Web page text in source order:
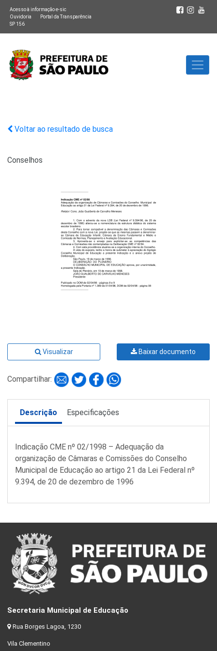
Acesso à informação e-sic
Ouvidoria
Portal da Transparência
SP 156
Voltar ao resultado de busca
Conselhos
Visualizar Baixar documento
Compartilhar:
Descrição Especificações
Indicação CME nº 02/1998 – Adequação da
organização de Câmaras e Comissões do Conselho
Municipal de Educação ao artigo 21 da Lei Federal nº
9.394, de 20 de dezembro de 1996
Secretaria Municipal de Educação
Rua Borges Lagoa, 1230
Vila Clementino